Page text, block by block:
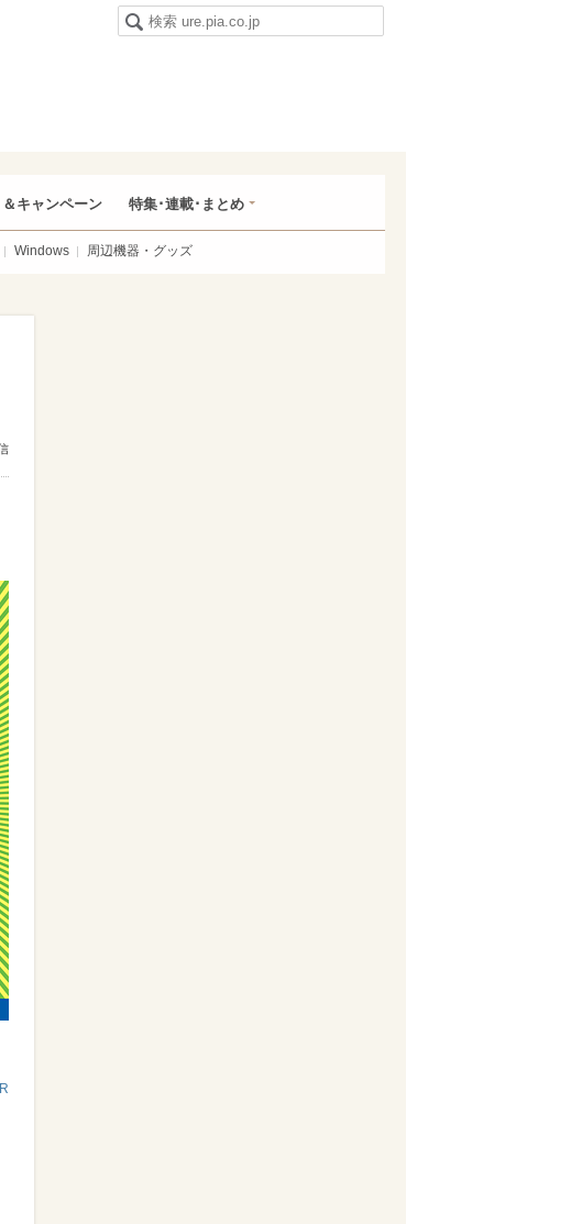
キャンペーン 特集･連載･まとめ
Windows 周辺機器・グッズ